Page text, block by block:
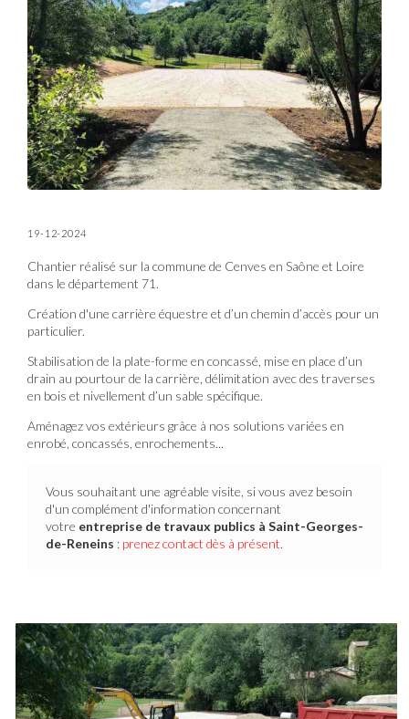
19-12-2024
Chantier réalisé sur la commune de Cenves en Saône et Loire
dans le département 71.
Création d'une carrière équestre et d’un chemin d’accès pour un
particulier.
Stabilisation de la plate-forme en concassé, mise en place d’un
drain au pourtour de la carrière, délimitation avec des traverses
en bois et nivellement d’un sable spécifique.
Aménagez vos extérieurs grâce à nos solutions variées en
enrobé, concassés, enrochements...
Vous souhaitant une agréable visite, si vous avez besoin
d'un complément d'information concernant
votre entreprise de travaux publics à Saint-Georges-
de-Reneins : prenez contact dès à présent.